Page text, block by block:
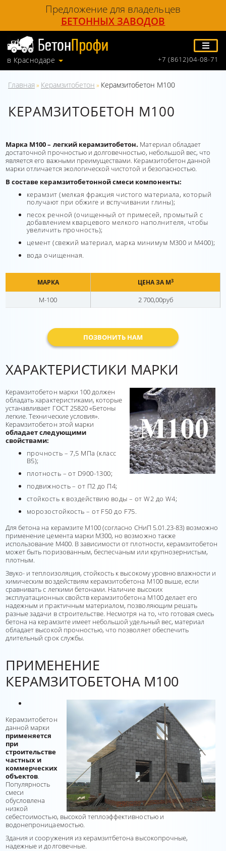
Предложение для владельцев
БЕТОННЫХ ЗАВОДОВ
в Краснодаре +7 (8612)04-08-71
Главная » Керамзитобетон » Керамзитобетон М100
КЕРАМЗИТОБЕТОН М100
Марка М100 – легкий керамзитобетон. Материал обладает
достаточной прочностью и долговечностью, небольшой вес, что
является его важными преимуществами. Керамзитобетон данной
марки отличается экологической чистотой и безопасностью.
В составе керамзитобетонной смеси компоненты:
керамзит (мелкая фракция чистого материала, который
получают при обжиге и вспучивании глины);
песок речной (очищенный от примесей, промытый с
добавлением кварцевого мелкого наполнителя, чтобы
увеличить прочность);
цемент (свежий материал, марка минимум М300 и М400);
вода очищенная.
МАРКА ЦЕНА ЗА М3
М-100 2 700,00руб
ПОЗВОНИТЬ НАМ
ХАРАКТЕРИСТИКИ МАРКИ
Керамзитобетон марки 100 должен
обладать характеристиками, которые
устанавливает ГОСТ 25820 «Бетоны
легкие. Технические условия».
Керамзитобетон этой марки
обладает следующими
свойствами:
прочность – 7,5 МПа (класс
В5);
плотность – от D900-1300;
подвижность – от П2 до П4;
стойкость к воздействию воды – от W2 до W4;
морозостойкость – от F50 до F75.
Для бетона на керамзите М100 (согласно СНиП 5.01.23-83) возможно
применение цемента марки М300, но возможно также
использование М400. В зависимости от плотности, керамзитобетон
может быть поризованным, беспесчаным или крупнозернистым,
плотным.
Звуко- и теплоизоляция, стойкость к высокому уровню влажности и
химическим воздействиям керамзитобетона М100 выше, если
сравнивать с легкими бетонами. Наличие высоких
эксплуатационных свойств керамзитобетона М100 делает его
надежным и практичным материалом, позволяющим решать
разные задачи в строительстве. Несмотря на то, что готовая смесь
бетона на керамзите имеет небольшой удельный вес, материал
обладает высокой прочностью, что позволяет обеспечить
длительный срок службы.
ПРИМЕНЕНИЕ
КЕРАМЗИТОБЕТОНА М100
Керамзитобетон
данной марки
применяется
при
строительстве
частных и
коммерческих
объектов.
Популярность
смеси
обусловлена
низкой
себестоимостью, высокой теплоэффективностью и
водонепроницаемостью.
Здания и сооружения из керамзитбетона высокопрочные,
надежные и долговечные.